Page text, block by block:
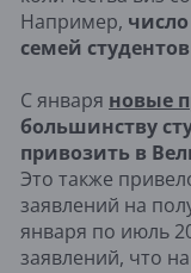
Например,
семей
С января новые
большинству
привозить в
Это также
заявлений на
января по июль
заявлений, что